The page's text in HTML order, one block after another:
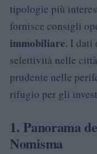
tipologie più
fornisce consigli
immobiliare. I dati
selettività nelle
prudente nelle
rifugio per gli
1. Panorama
Nomisma